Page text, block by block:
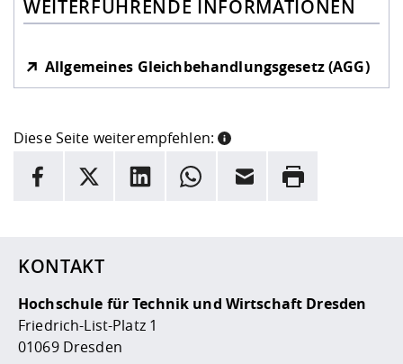
WEITERFÜHRENDE INFORMATIONEN
Allgemeines Gleichbehandlungsgesetz (AGG)
Diese Seite weiterempfehlen:
INFORMATION
Hier stehen weitere Informationen und ein Link zur
Facebook
X LinkedInWhatsappE-Mail Drucken
KONTAKT
Hochschule für Technik und Wirtschaft Dresden
Friedrich-List-Platz 1
01069 Dresden